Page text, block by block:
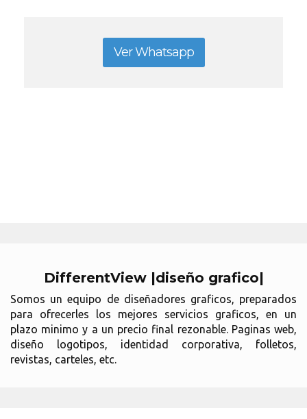
Ver Whatsapp
DifferentView |diseño grafico|
Somos un equipo de diseñadores graficos, preparados
para ofrecerles los mejores servicios graficos, en un
plazo minimo y a un precio final rezonable. Paginas web,
diseño logotipos, identidad corporativa, folletos,
revistas, carteles, etc.